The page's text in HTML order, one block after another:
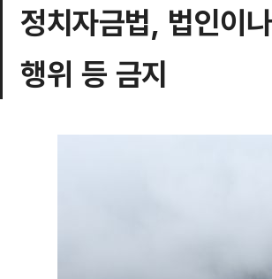
정치자금법, 법인이
행위 등 금지